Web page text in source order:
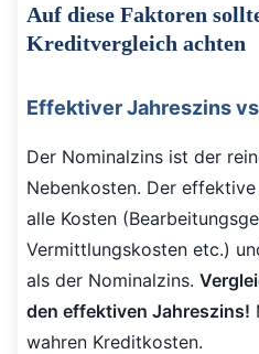
Auf diese Faktoren
Kreditvergleich achten
Effektiver Jahreszins
Der Nominalzins ist der
Nebenkosten. Der
alle Kosten
Vermittlungskosten etc.)
als der Nominalzins.
den effektiven Jahreszins!
wahren Kreditkosten.